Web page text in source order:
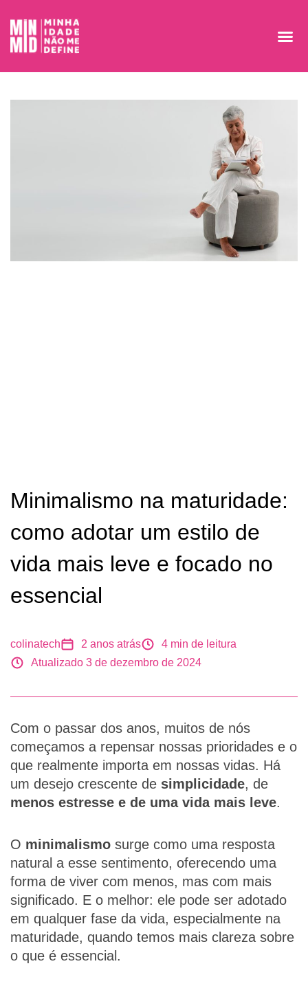
Minimalismo na maturidade:
como adotar um estilo de
vida mais leve e focado no
essencial
colinatech 2 anos atrás 4 min de leitura
Atualizado 3 de dezembro de 2024
Com o passar dos anos, muitos de nós
começamos a repensar nossas prioridades e o
que realmente importa em nossas vidas. Há
um desejo crescente de simplicidade, de
menos estresse e de uma vida mais leve.
O minimalismo surge como uma resposta
natural a esse sentimento, oferecendo uma
forma de viver com menos, mas com mais
significado. E o melhor: ele pode ser adotado
em qualquer fase da vida, especialmente na
maturidade, quando temos mais clareza sobre
o que é essencial.